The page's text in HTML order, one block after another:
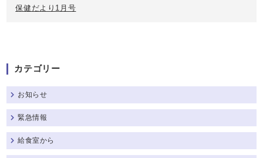
保健だより1月号
カテゴリー
お知らせ
緊急情報
給食室から